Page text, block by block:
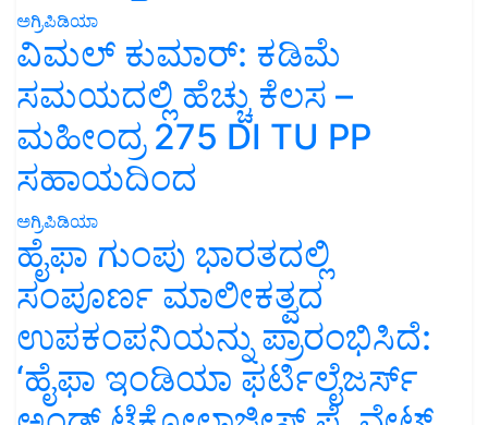
ಅಗ್ರಿಪಿಡಿಯಾ
ವಿಮಲ್ ಕುಮಾರ್: ಕಡಿಮೆ
ಸಮಯದಲ್ಲಿ ಹೆಚ್ಚು ಕೆಲಸ –
ಮಹೀಂದ್ರ 275 DI TU PP
ಸಹಾಯದಿಂದ
ಅಗ್ರಿಪಿಡಿಯಾ
ಹೈಫಾ ಗುಂಪು ಭಾರತದಲ್ಲಿ
ಸಂಪೂರ್ಣ ಮಾಲೀಕತ್ವದ
ಉಪಕಂಪನಿಯನ್ನು ಪ್ರಾರಂಭಿಸಿದೆ:
‘ಹೈಫಾ ಇಂಡಿಯಾ ಫರ್ಟಿಲೈಜರ್ಸ್